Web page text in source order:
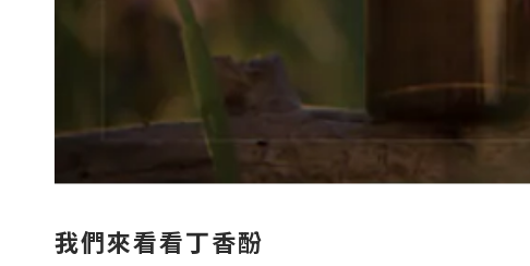
我們來看看丁香酚